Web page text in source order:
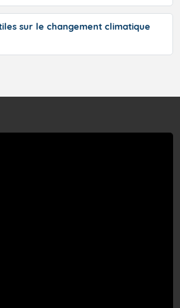
sur le changement climatique